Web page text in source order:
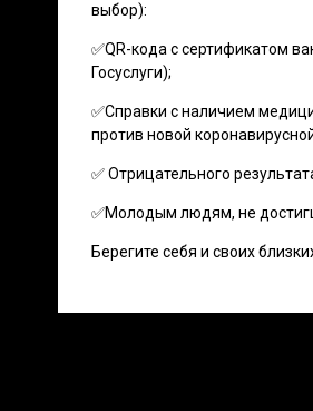
выбор):
✅QR-кода с сертификатом
Госуслуги);
✅Справки с наличием
против новой
✅ Отрицательного
✅Молодым людям, не
Берегите себя и своих